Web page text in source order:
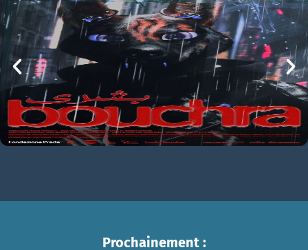
Quand vient l’automne
Quand vient l’automne Bande-annonce VF
BOUCHRA
mer 05/08
21h00
Prochainement :